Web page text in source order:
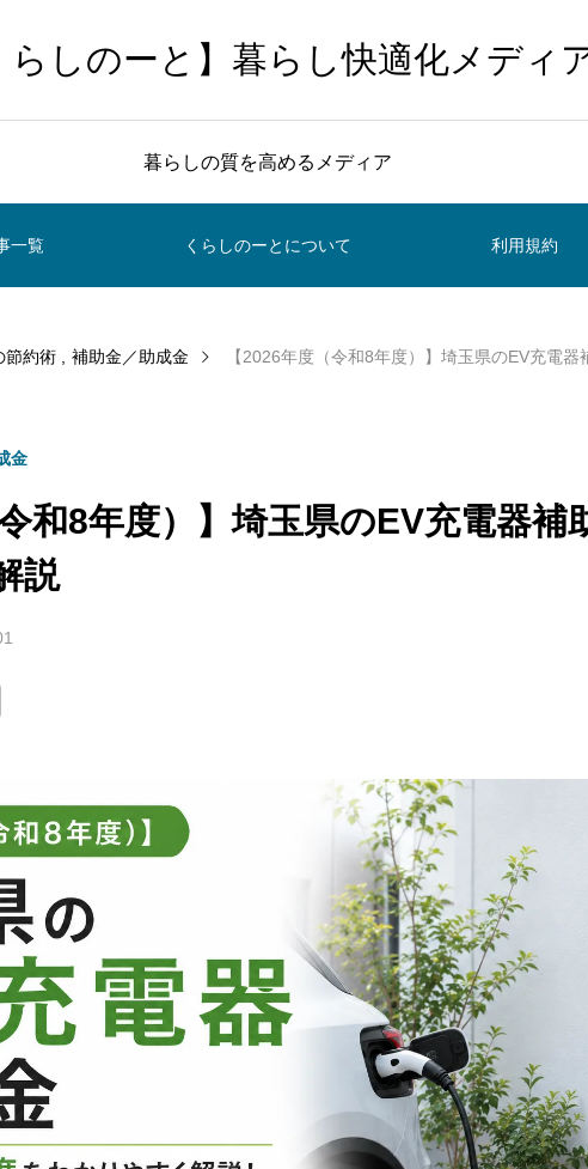
らしのーと】暮らし快適化メディ
暮らしの質を高めるメディア
一覧 くらしのーとについて 利用規約
節約術 補助金／助成金 【2026年度（令和8年度）】埼玉県のEV充電器補助金
金
和8年度）】埼玉県のEV充電器補
説